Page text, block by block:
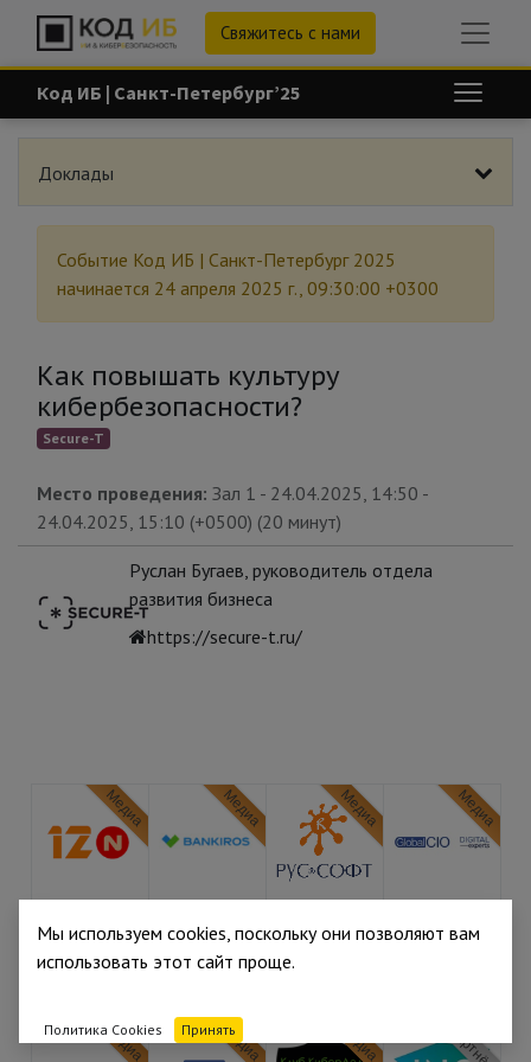
Свяжитесь с нами
Код ИБ | Санкт-Петербург’25
Доклады
Событие Код ИБ | Санкт-Петербург 2025
начинается 24 апреля 2025 г., 09:30:00 +0300
Как повышать культуру
кибербезопасности?
Secure-T
Место проведения: Зал 1 - 24.04.2025, 14:50 -
24.04.2025, 15:10 (+0500) (20 минут)
Руслан Бугаев, руководитель отдела
развития бизнеса
https://secure-t.ru/
Медиа Медиа Медиа Медиа
Медиа Медиа Медиа Медиа
Медиа Медиа Медиа Партнёр
Мы используем cookies, поскольку они позволяют вам
использовать этот сайт проще.
Политика Cookies Принять